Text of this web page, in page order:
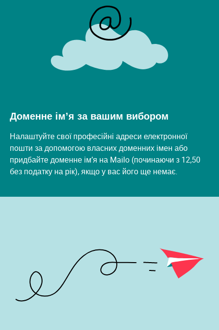
Доменне ім’я за вашим вибором
Налаштуйте свої професійні адреси електронної
пошти за допомогою власних доменних імен або
придбайте доменне ім’я на Mailo (починаючи з 12,50
без податку на рік), якщо у вас його ще немає.